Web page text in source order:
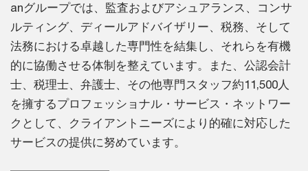
anグループでは、監査およびアシュアランス、コンサ
ルティング、ディールアドバイザリー、税務、そして
法務における卓越した専門性を結集し、それらを有機
的に協働させる体制を整えています。また、公認会計
士、税理士、弁護士、その他専門スタッフ約11,500人
を擁するプロフェッショナル・サービス・ネットワー
クとして、クライアントニーズにより的確に対応した
サービスの提供に努めています。